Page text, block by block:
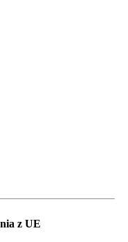
z UE